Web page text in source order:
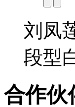
刘凤
段型
合作伙